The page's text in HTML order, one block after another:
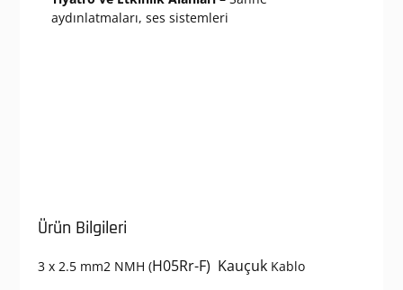
aydınlatmaları, ses sistemleri
Ürün Bilgileri
3 x 2.5 mm2 NMH (H05Rr-F) Kauçuk Kablo